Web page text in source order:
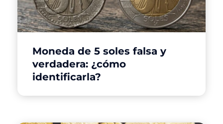
Moneda de 5 soles falsa y
verdadera: ¿cómo
identificarla?